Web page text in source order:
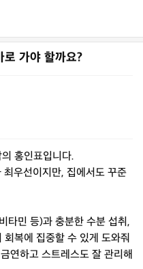
가야 할까요?
홍인표입니다.
우선이지만, 집에서도 꾸준
타민 등)과 충분한 수분 섭취,
복에 집중할 수 있게 도와줘
연하고 스트레스도 잘 관리해